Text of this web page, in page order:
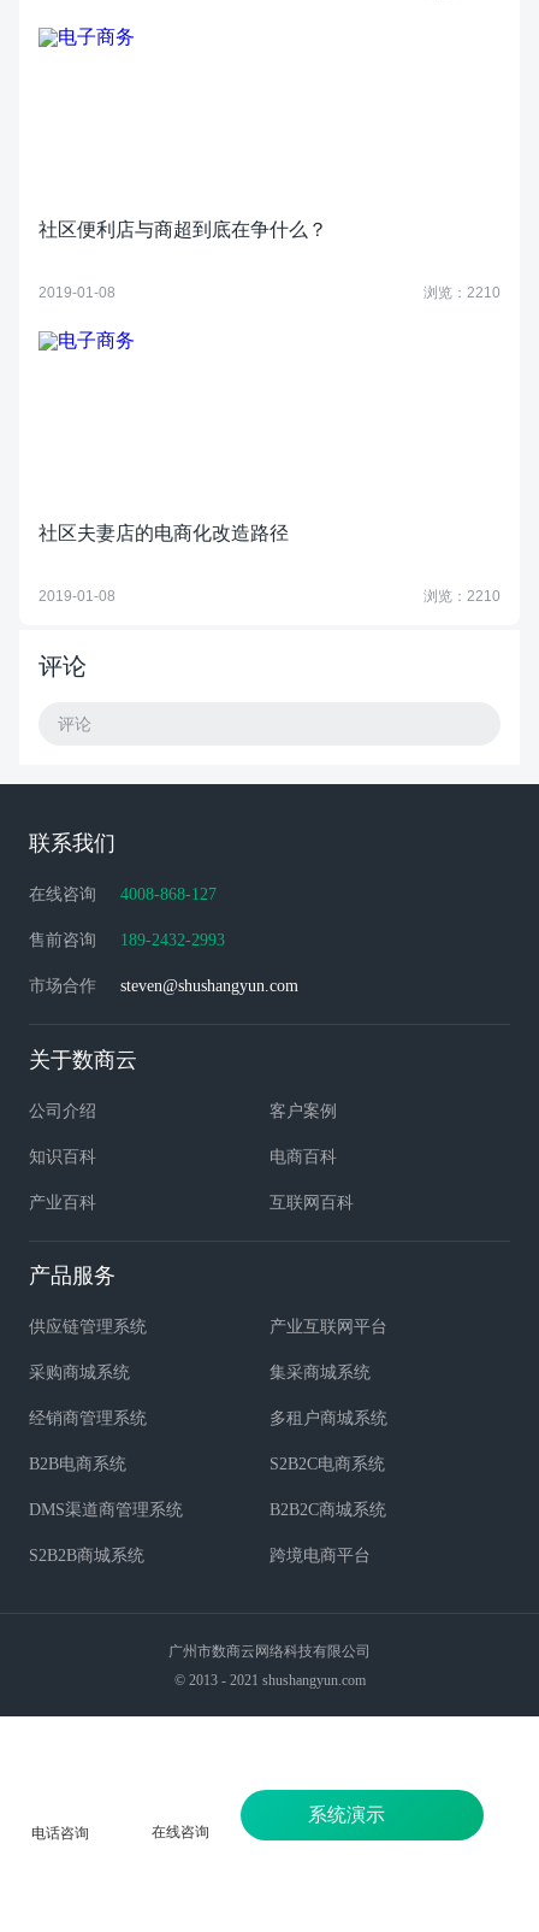
社区便利店与商超到底在争什么？
2019-01-08 浏览：2210
社区夫妻店的电商化改造路径
2019-01-08 浏览：2210
评论
评论
联系我们
在线咨询 4008-868-127
售前咨询 189-2432-2993
市场合作 steven@shushangyun.com
关于数商云
公司介绍 客户案例
知识百科 电商百科
产业百科 互联网百科
产品服务
供应链管理系统 产业互联网平台
采购商城系统 集采商城系统
经销商管理系统 多租户商城系统
B2B电商系统 S2B2C电商系统
DMS渠道商管理系统 B2B2C商城系统
S2B2B商城系统 跨境电商平台
广州市数商云网络科技有限公司
© 2013 - 2021 shushangyun.com
电话咨询 在线咨询
系统演示